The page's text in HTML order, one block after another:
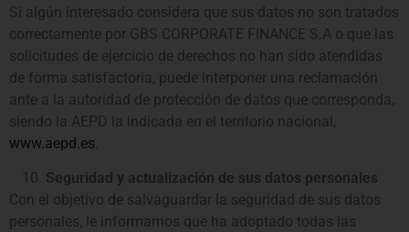
Si algún interesado considera que sus datos no son tratados
correctamente por GBS CORPORATE FINANCE S.A o que las
solicitudes de ejercicio de derechos no han sido atendidas
de forma satisfactoria, puede interponer una reclamación
ante a la autoridad de protección de datos que corresponda,
siendo la AEPD la indicada en el territorio nacional,
www.aepd.es
Seguridad y actualización de sus datos personales
Con el objetivo de salvaguardar la seguridad de sus datos
personales, le informamos que ha adoptado todas las